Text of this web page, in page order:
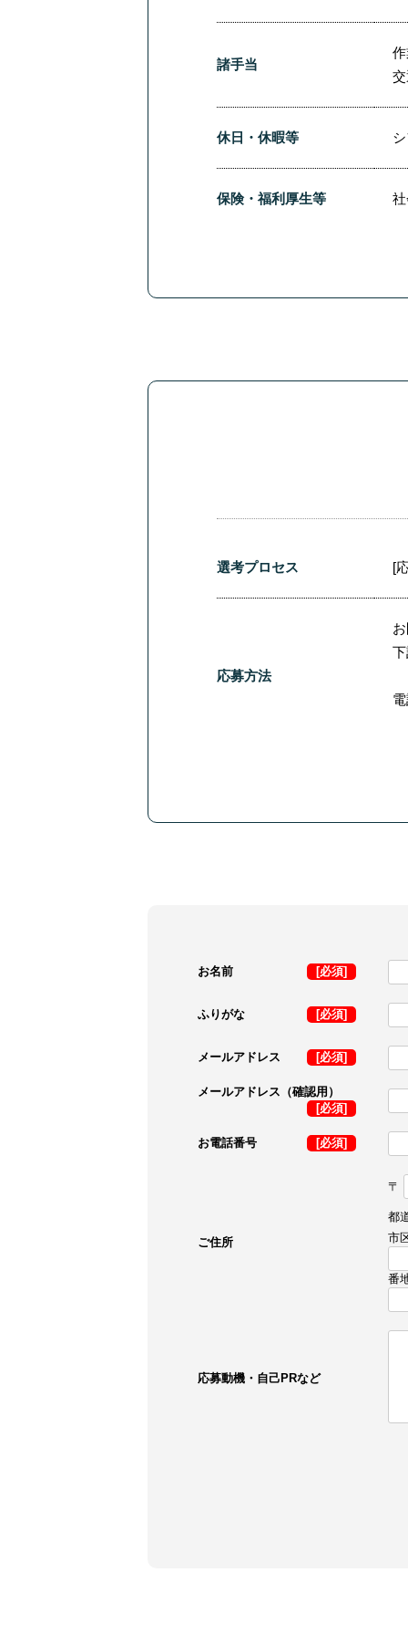
諸手当
休日・休暇等
保険・福利厚生等
選考プロセス [
応募方法
お名前 [必須]
ふりがな [必須]
メールアドレス [必須]
メールアドレス（確認用）
[必須]
お電話番号 [必須]
ご住所
〒
都
市
番
応募動機・自己PRなど